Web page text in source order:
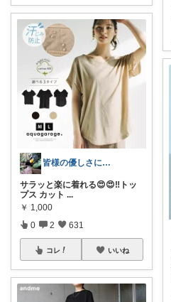
皆様の優しさに感謝です✨happyミルク
サラッと楽に着れる😍😍‼️トッ
プス カット ...
￥ 1,000
0 2 631
コレ いいね